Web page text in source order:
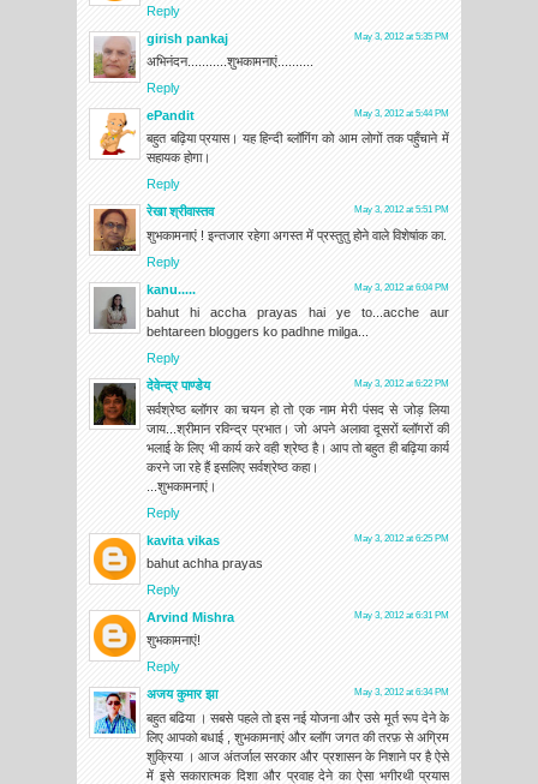
Reply
girish pankaj
May 3, 2012 at 5:35 PM
अभिनंदन...........शुभकामनाएं..........
Reply
ePandit
May 3, 2012 at 5:44 PM
बहुत बढ़िया प्रयास। यह हिन्दी ब्लॉगिंग को आम लोगों तक पहुँचाने में
सहायक होगा।
Reply
रेखा श्रीवास्तव
May 3, 2012 at 5:51 PM
शुभकामनाएं ! इन्तजार रहेगा अगस्त में प्रस्तुतु होने वाले विशेषांक का.
Reply
kanu.....
May 3, 2012 at 6:04 PM
bahut hi accha prayas hai ye to...acche aur
behtareen bloggers ko padhne milga...
Reply
देवेन्द्र पाण्डेय
May 3, 2012 at 6:22 PM
सर्वश्रेष्ठ ब्लॉगर का चयन हो तो एक नाम मेरी पंसद से जोड़ लिया
जाय...श्रीमान रविन्द्र प्रभात। जो अपने अलावा दूसरों ब्लॉगरों की
भलाई के लिए भी कार्य करे वही श्रेष्ठ है। आप तो बहुत ही बढ़िया कार्य
करने जा रहे हैं इसलिए सर्वश्रेष्ठ कहा।
...शुभकामनाएं।
Reply
kavita vikas
May 3, 2012 at 6:25 PM
bahut achha prayas
Reply
Arvind Mishra
May 3, 2012 at 6:31 PM
शुभकामनाएं!
Reply
अजय कुमार झा
May 3, 2012 at 6:34 PM
बहुत बढिया । सबसे पहले तो इस नई योजना और उसे मूर्त रूप देने के
लिए आपको बधाई , शुभकामनाएं और ब्लॉग जगत की तरफ़ से अग्रिम
शुक्रिया । आज अंतर्जाल सरकार और प्रशासन के निशाने पर है ऐसे
में इसे सकारात्मक दिशा और प्रवाह देने का ऐसा भगीरथी प्रयास